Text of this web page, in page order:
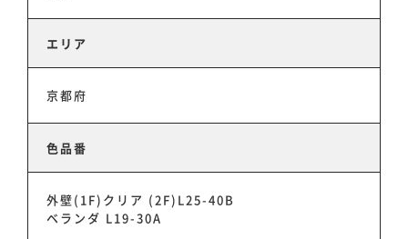
エリア
京都府
色品番
外壁(1F)クリア (2F)L25-40B
ベランダ L19-30A